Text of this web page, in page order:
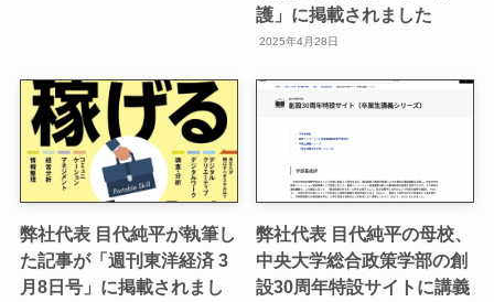
護」に掲載されました
2025年4月28日
弊社代表 目代純平が執筆し
た記事が「週刊東洋経済 3
月8日号」に掲載されまし
弊社代表 目代純平の母校、
中央大学総合政策学部の創
設30周年特設サイトに講義